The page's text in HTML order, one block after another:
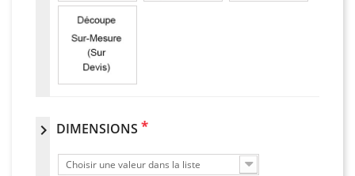
chevron_right DIMENSIONS *
Choisir une valeur dans la liste